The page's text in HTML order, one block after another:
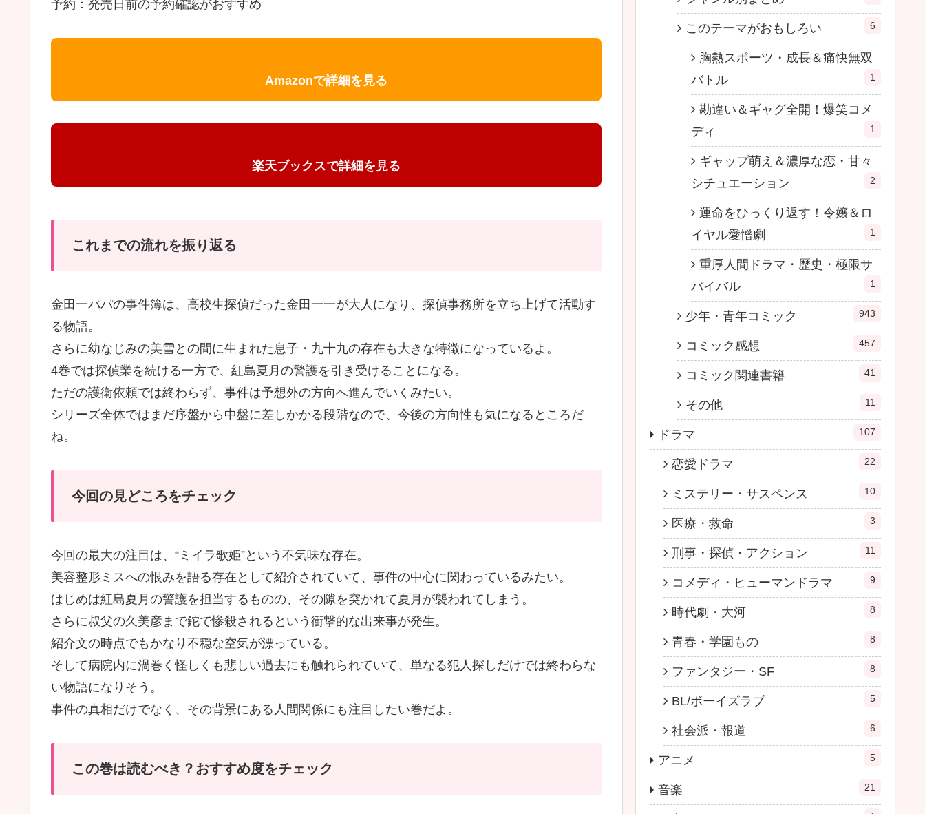
予約：発売日前の予約確認がおすすめ
Amazonで詳細を見る
楽天ブックスで詳細を見る
これまでの流れを振り返る
金田一パパの事件簿は、高校生探偵だった金田一一が大人になり、探偵事務所を立ち上げて活動す
る物語。
さらに幼なじみの美雪との間に生まれた息子・九十九の存在も大きな特徴になっているよ。
4巻では探偵業を続ける一方で、紅島夏月の警護を引き受けることになる。
ただの護衛依頼では終わらず、事件は予想外の方向へ進んでいくみたい。
シリーズ全体ではまだ序盤から中盤に差しかかる段階なので、今後の方向性も気になるところだ
ね。
今回の見どころをチェック
今回の最大の注目は、“ミイラ歌姫”という不気味な存在。
美容整形ミスへの恨みを語る存在として紹介されていて、事件の中心に関わっているみたい。
はじめは紅島夏月の警護を担当するものの、その隙を突かれて夏月が襲われてしまう。
さらに叔父の久美彦まで鉈で惨殺されるという衝撃的な出来事が発生。
紹介文の時点でもかなり不穏な空気が漂っている。
そして病院内に渦巻く怪しくも悲しい過去にも触れられていて、単なる犯人探しだけでは終わらな
い物語になりそう。
事件の真相だけでなく、その背景にある人間関係にも注目したい巻だよ。
この巻は読むべき？おすすめ度をチェック
このテーマがおもしろい 6
胸熱スポーツ・成長＆痛快無双
バトル
1
勘違い＆ギャグ全開！爆笑コメ
ディ
1
ギャップ萌え＆濃厚な恋・甘々
シチュエーション
2
運命をひっくり返す！令嬢＆ロ
イヤル愛憎劇
1
重厚人間ドラマ・歴史・極限サ
バイバル
1
少年・青年コミック 943
コミック感想 457
コミック関連書籍 41
その他 11
ドラマ 107
恋愛ドラマ 22
ミステリー・サスペンス 10
医療・救命 3
刑事・探偵・アクション 11
コメディ・ヒューマンドラマ 9
時代劇・大河 8
青春・学園もの 8
ファンタジー・SF 8
BL/ボーイズラブ 5
社会派・報道 6
アニメ 5
音楽 21